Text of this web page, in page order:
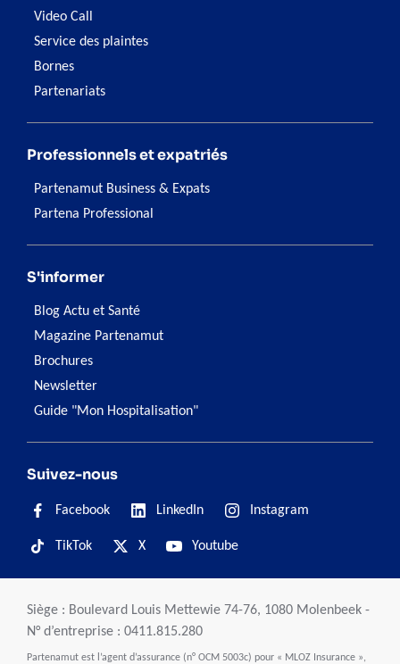
Video Call
Service des plaintes
Bornes
Partenariats
Professionnels et expatriés
Partenamut Business & Expats
Partena Professional
S'informer
Blog Actu et Santé
Magazine Partenamut
Brochures
Newsletter
Guide "Mon Hospitalisation"
Suivez-nous
Facebook LinkedIn Instagram
TikTok X Youtube
Siège : Boulevard Louis Mettewie 74-76, 1080 Molenbeek -
N° d’entreprise : 0411.815.280
Partenamut est l’agent d’assurance (n° OCM 5003c) pour « MLOZ Insurance »,